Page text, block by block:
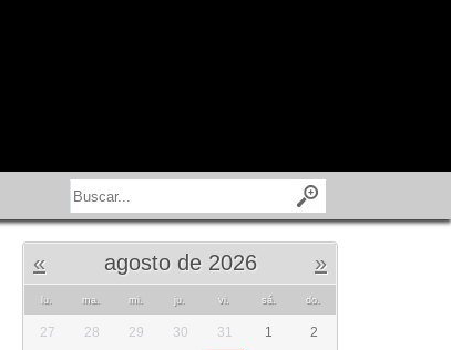
« agosto de 2026 »
lu. ma. mi. ju. vi. sá. do.
27 28 29 30 31 1 2